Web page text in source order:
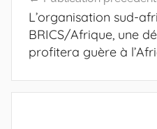
de
l’article
L’organisation sud-
BRICS/Afrique, une
profitera guère à